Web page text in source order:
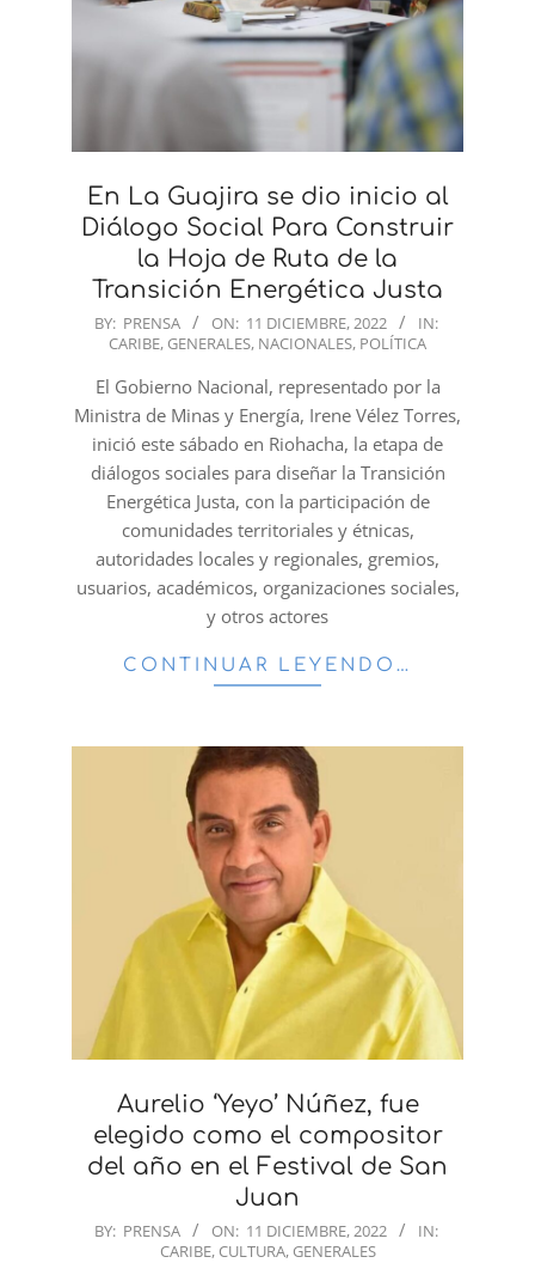
En La Guajira se dio inicio al
Diálogo Social Para Construir
la Hoja de Ruta de la
Transición Energética Justa
2022-
BY: PRENSA ON: 11 DICIEMBRE, 2022
IN:
CARIBE, GENERALES, NACIONALES, POLÍTICA
El Gobierno Nacional, representado por la
Ministra de Minas y Energía, Irene Vélez Torres,
inició este sábado en Riohacha, la etapa de
diálogos sociales para diseñar la Transición
Energética Justa, con la participación de
comunidades territoriales y étnicas,
autoridades locales y regionales, gremios,
usuarios, académicos, organizaciones sociales,
y otros actores
CONTINUAR LEYENDO…
Aurelio ‘Yeyo’ Núñez, fue
elegido como el compositor
del año en el Festival de San
Juan
2022-
BY: PRENSA ON: 11 DICIEMBRE, 2022
IN:
CARIBE, CULTURA, GENERALES